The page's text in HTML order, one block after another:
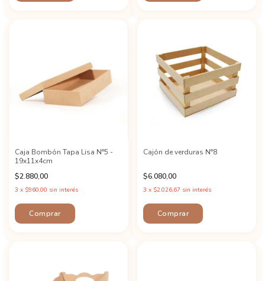
Caja Bombón Tapa Lisa N°5 -
19x11x4cm
$2.880,00
3 x $960,00 sin interés
Cajón de verduras N°8
$6.080,00
3 x $2.026,67 sin interés